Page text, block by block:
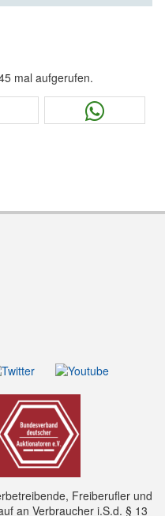
mal aufgerufen.
Freiberufler und
an Verbraucher i.S.d. § 13